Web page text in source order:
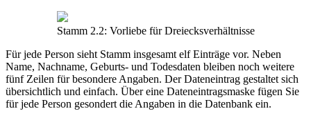
Stamm 2.2: Vorliebe für Dreiecksverhältnisse
Für jede Person sieht Stamm insgesamt elf Einträge vor. Neben
Name, Nachname, Geburts- und Todesdaten bleiben noch weitere
fünf Zeilen für besondere Angaben. Der Dateneintrag gestaltet sich
übersichtlich und einfach. Über eine Dateneintragsmaske fügen Sie
für jede Person gesondert die Angaben in die Datenbank ein.